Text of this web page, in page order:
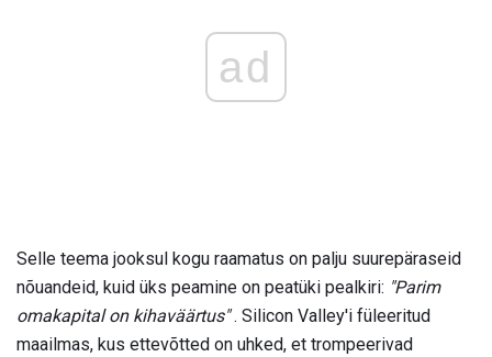
ad
Selle teema jooksul kogu raamatus on palju suurepäraseid
nõuandeid, kuid üks peamine on peatüki pealkiri: "Parim
omakapital on kihaväärtus". Silicon Valley'i füleeritud
maailmas, kus ettevõtted on uhked, et trompeerivad